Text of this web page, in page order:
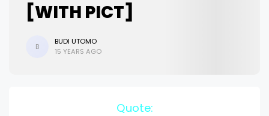
[WITH PICT]
B
BUDI UTOMO
15 YEARS AGO
Quote: